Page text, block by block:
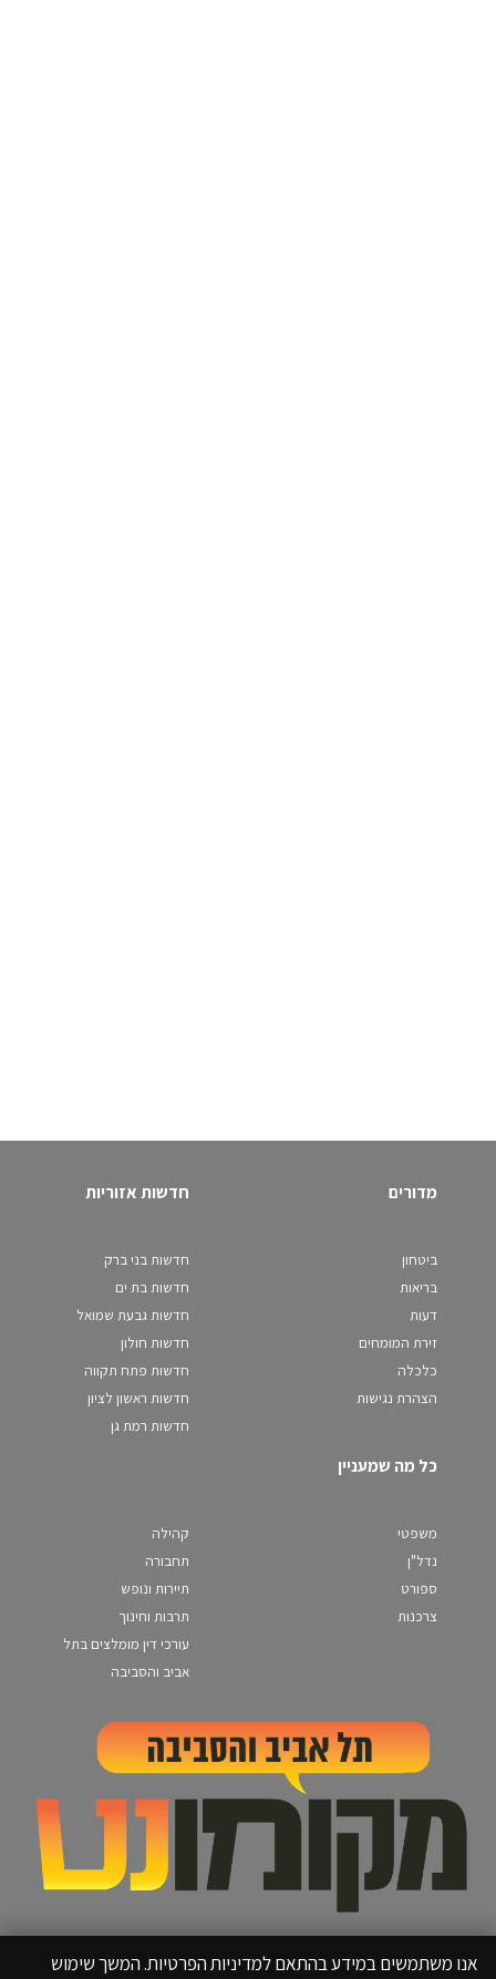
מדורים
ביטחון
בריאות
דעות
זירת המומחים
כלכלה
הצהרת נגישות
חדשות אזוריות
חדשות בני ברק
חדשות בת ים
חדשות גבעת שמואל
חדשות חולון
חדשות פתח תקווה
חדשות ראשון לציון
חדשות רמת גן
כל מה שמעניין
משפטי
נדל"ן
ספורט
צרכנות
קהילה
תחבורה
תיירות ונופש
תרבות וחינוך
עורכי דין מומלצים בתל
אביב והסביבה
אנו משתמשים במידע בהתאם למדיניות הפרטיות. המשך שימוש